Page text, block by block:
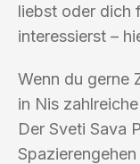
liebst oder dich
interessierst –
Wenn du gerne
in Nis
Der Sveti Sava